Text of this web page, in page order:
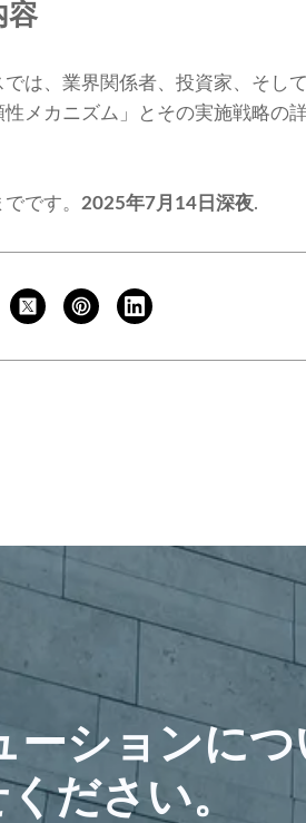
容
は、業界関係者、投資家、そし
性メカニズム」とその実施戦略の
です。 2025年7月14日深夜.
ーションにつ
ださい。